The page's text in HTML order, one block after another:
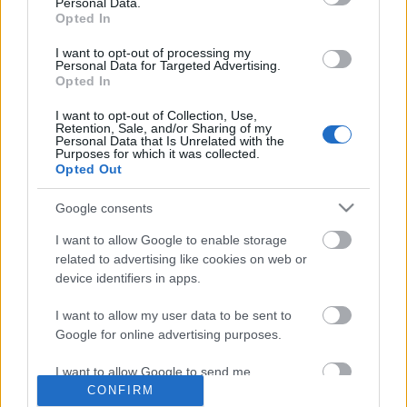
Opted In
I want to opt-out of processing my
Personal Data for Targeted Advertising.
Opted In
I want to opt-out of Collection, Use,
Retention, Sale, and/or Sharing of my
Personal Data that Is Unrelated with the
Purposes for which it was collected.
Opted Out
Google consents
I want to allow Google to enable storage
related to advertising like cookies on web or
device identifiers in apps.
I want to allow my user data to be sent to
Google for online advertising purposes.
I want to allow Google to send me
personalized advertising.
CONFIRM
"Houston, baj van!": az Apollo-13 55
év távlatából
Sokolébresztő #207